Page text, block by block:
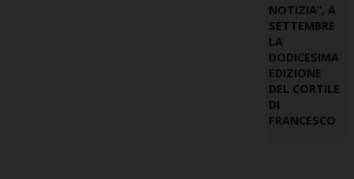
NOTIZIA”, A
SETTEMBRE
LA
DODICESIMA
EDIZIONE
DEL CORTILE
DI
FRANCESCO